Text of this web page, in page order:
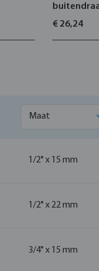
DVGW/
€ 26,24
1/2" x 15 mm
1/2" x 22 mm
3/4" x 15 mm